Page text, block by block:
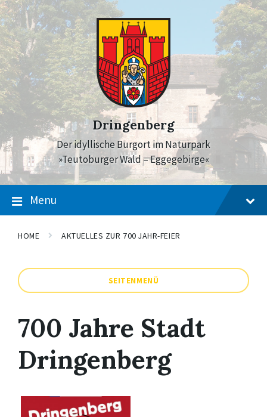
Skip
to
content
Skip
to
main
navigation
Skip
to
footer
Dringenberg
Der idyllische Burgort im Naturpark
»Teutoburger Wald – Eggegebirge«
Menu
HOME AKTUELLES ZUR 700 JAHR-FEIER
SEITENMENÜ
700 Jahre Stadt
Dringenberg